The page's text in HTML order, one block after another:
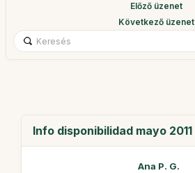
Előző üzenet
Következő üzenet
Info disponibilidad mayo 2011
Ana P. G.